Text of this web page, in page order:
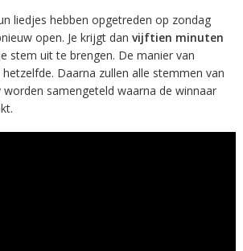
liedjes hebben opgetreden op zondag
open. Je krijgt dan vijftien minuten
stem uit te brengen. De manier van
Daarna zullen alle stemmen van
samengeteld waarna de winnaar